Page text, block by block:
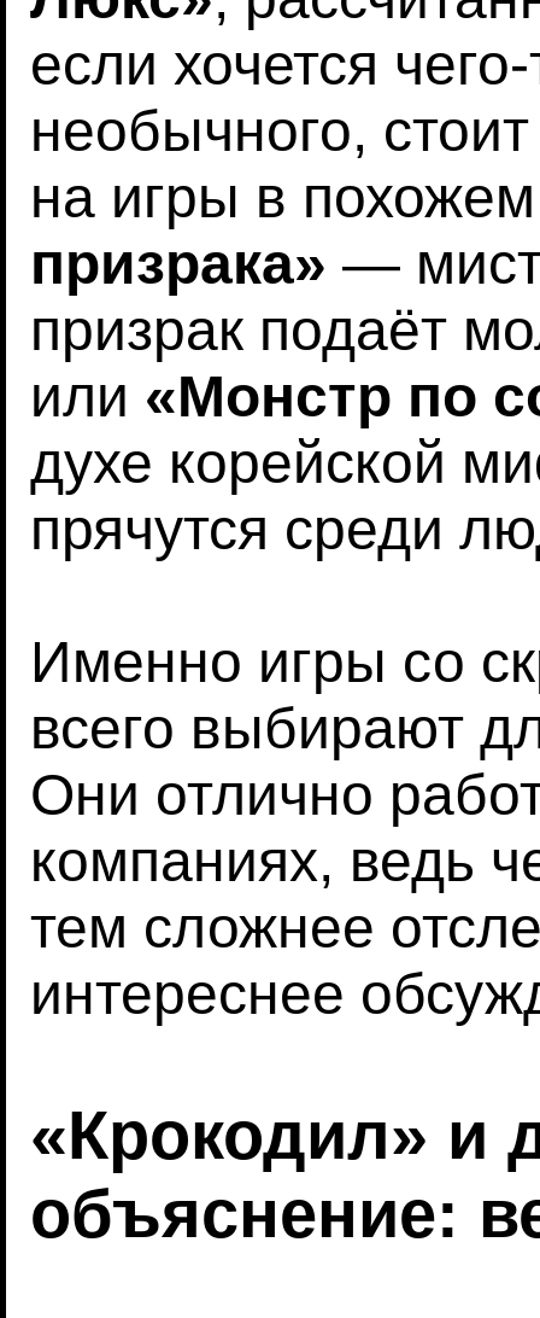
если хочется
необычного,
на игры в
призрака» —
призрак подаёт
или «Монстр по
духе корейской
прячутся среди
Именно игры со
всего выбирают
Они отлично
компаниях, ведь
тем сложнее
интереснее
«Крокодил» и
объяснение: